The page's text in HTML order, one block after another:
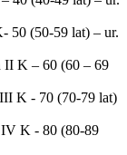
50 (50-59 lat) – ur.
II K – 60 (60 – 69
K - 70 (70-79 lat)
K - 80 (80-89